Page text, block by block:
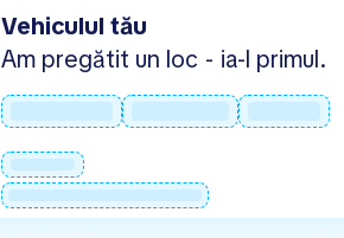
Vehiculul tău
Am pregătit un loc - ia-l primul.